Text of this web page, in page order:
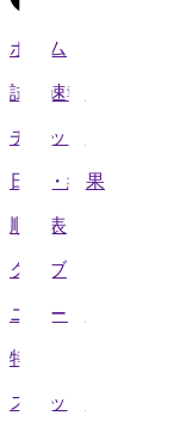
ホーム
試合速報
チケット
日程・結果
順位表
クラブ
ニュース
特集
スタッツ